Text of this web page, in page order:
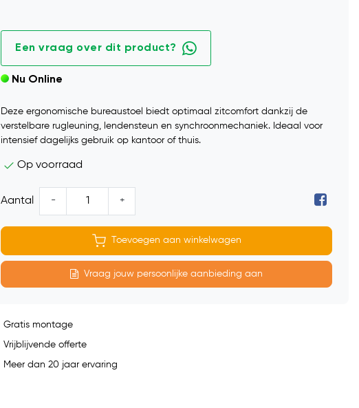
Een vraag over dit product?
Nu Online
Deze ergonomische bureaustoel biedt optimaal zitcomfort dankzij de
verstelbare rugleuning, lendensteun en synchroonmechaniek. Ideaal voor
intensief dagelijks gebruik op kantoor of thuis.
Op voorraad
Aantal - +
Toevoegen aan winkelwagen
Vraag jouw persoonlijke aanbieding aan
Gratis montage
Vrijblijvende offerte
Meer dan 20 jaar ervaring